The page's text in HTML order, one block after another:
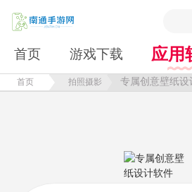
首页 游戏下载 应用
首页 拍照摄影 专属创意壁纸设